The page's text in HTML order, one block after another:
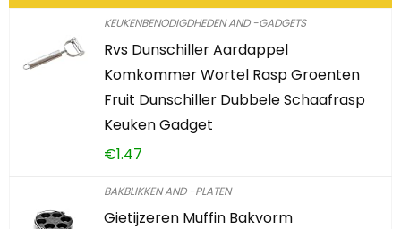
KEUKENBENODIGDHEDEN AND -GADGETS
Rvs Dunschiller Aardappel
Komkommer Wortel Rasp Groenten
Fruit Dunschiller Dubbele Schaafrasp
Keuken Gadget
€1.47
BAKBLIKKEN AND -PLATEN
Gietijzeren Muffin Bakvorm